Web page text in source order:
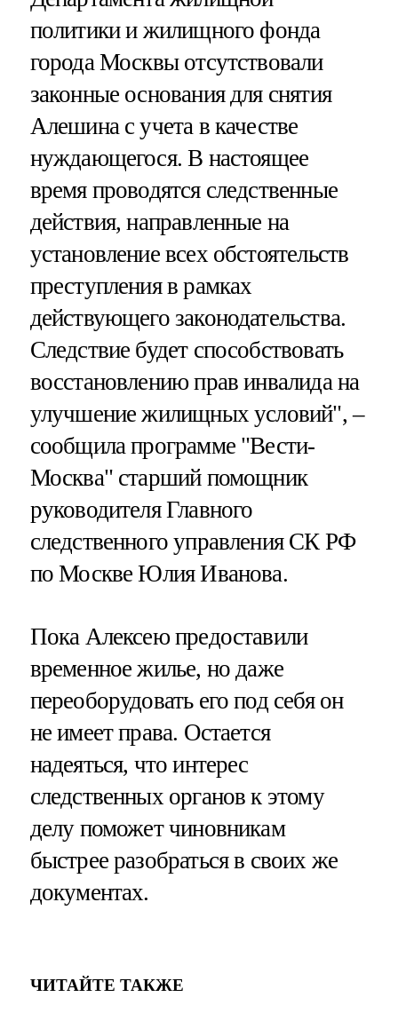
политики и жилищного фонда
города Москвы отсутствовали
законные основания для снятия
Алешина с учета в качестве
нуждающегося. В настоящее
время проводятся следственные
действия, направленные на
установление всех обстоятельств
преступления в рамках
действующего законодательства.
Следствие будет способствовать
восстановлению прав инвалида на
улучшение жилищных условий", –
сообщила программе "Вести-
Москва" старший помощник
руководителя Главного
следственного управления СК РФ
по Москве Юлия Иванова.
Пока Алексею предоставили
временное жилье, но даже
переоборудовать его под себя он
не имеет права. Остается
надеяться, что интерес
следственных органов к этому
делу поможет чиновникам
быстрее разобраться в своих же
документах.
ЧИТАЙТЕ ТАКЖЕ